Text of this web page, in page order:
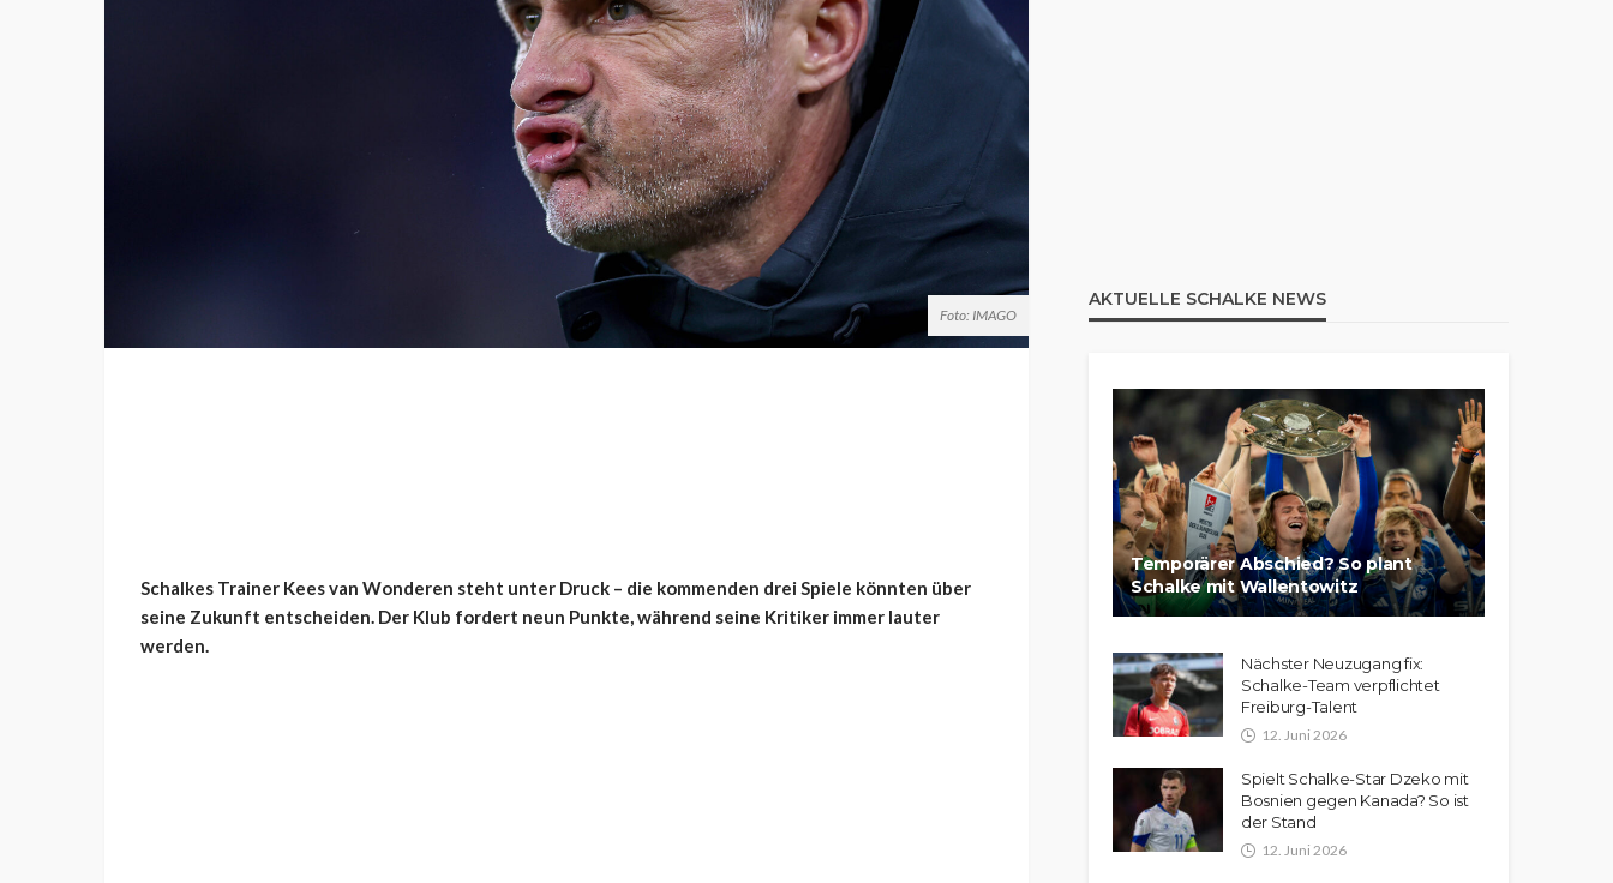
Foto: IMAGO
Schalkes Trainer Kees van Wonderen steht unter Druck – die kommenden drei Spiele könnten über
seine Zukunft entscheiden. Der Klub fordert neun Punkte, während seine Kritiker immer lauter
werden.
AKTUELLE SCHALKE NEWS
Temporärer Abschied? So plant
Schalke mit Wallentowitz
Nächster Neuzugang fix:
Schalke-Team verpflichtet
Freiburg-Talent
12. Juni 2026
Spielt Schalke-Star Dzeko mit
Bosnien gegen Kanada? So ist
der Stand
12. Juni 2026